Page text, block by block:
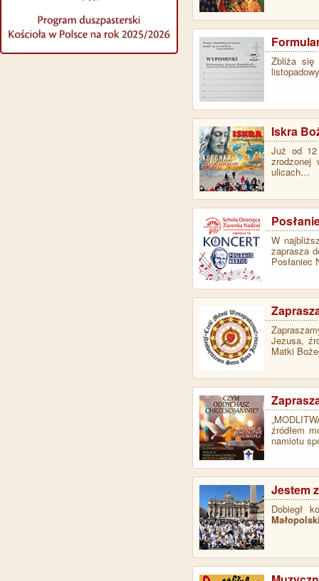
Zbliża się
Iskra
Już od
zrodzonej
ulicach…
W
zaprasza
Jezusa,
Matki
źródłem
namiotu
Jestem
Dobiegł